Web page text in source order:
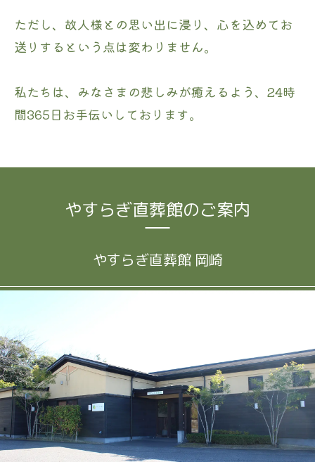
ただし、故人様との思い出に浸り、心を込めてお
送りするという点は変わりません。
私たちは、みなさまの悲しみが癒えるよう、24時
間365日お手伝いしております。
やすらぎ直葬館のご案内
やすらぎ直葬館 岡崎